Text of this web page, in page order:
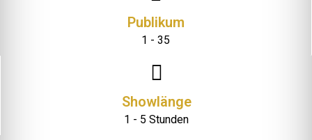
Publikum
1 - 35
Showlänge
1 - 5 Stunden